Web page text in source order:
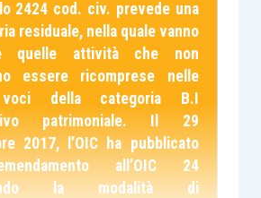
2424 cod. civ. prevede una
residuale, nella quale vanno
quelle attività che non
essere ricomprese nelle
della categoria B.I
patrimoniale. Il 29
2017, l’OIC ha pubblicato
all’OIC 24
la modalità di